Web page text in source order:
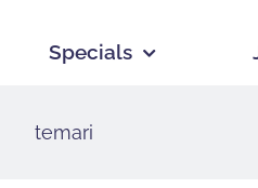
Specials
temari